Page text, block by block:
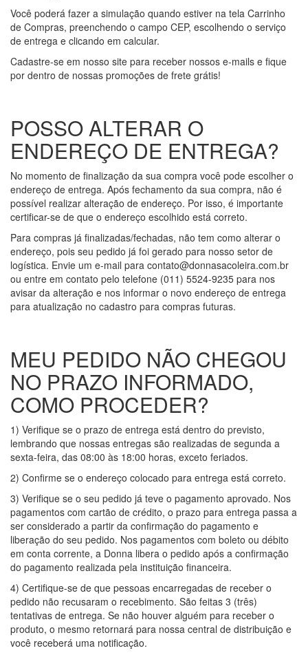
Você poderá fazer a simulação quando estiver na tela Carrinho
de Compras, preenchendo o campo CEP, escolhendo o serviço
de entrega e clicando em calcular.
Cadastre-se em nosso site para receber nossos e-mails e fique
por dentro de nossas promoções de frete grátis!
POSSO ALTERAR O
ENDEREÇO DE ENTREGA?
No momento de finalização da sua compra você pode escolher o
endereço de entrega. Após fechamento da sua compra, não é
possível realizar alteração de endereço. Por isso, é importante
certificar-se de que o endereço escolhido está correto.
Para compras já finalizadas/fechadas, não tem como alterar o
endereço, pois seu pedido já foi gerado para nosso setor de
logística. Envie um e-mail para contato@donnasacoleira.com.br
ou entre em contato pelo telefone (011) 5524-9235 para nos
avisar da alteração e nos informar o novo endereço de entrega
para atualização no cadastro para compras futuras.
MEU PEDIDO NÃO CHEGOU
NO PRAZO INFORMADO,
COMO PROCEDER?
1) Verifique se o prazo de entrega está dentro do previsto,
lembrando que nossas entregas são realizadas de segunda a
sexta-feira, das 08:00 às 18:00 horas, exceto feriados.
2) Confirme se o endereço colocado para entrega está correto.
3) Verifique se o seu pedido já teve o pagamento aprovado. Nos
pagamentos com cartão de crédito, o prazo para entrega passa a
ser considerado a partir da confirmação do pagamento e
liberação do seu pedido. Nos pagamentos com boleto ou débito
em conta corrente, a Donna libera o pedido após a confirmação
do pagamento realizada pela instituição financeira.
4) Certifique-se de que pessoas encarregadas de receber o
pedido não recusaram o recebimento. São feitas 3 (três)
tentativas de entrega. Se não houver alguém para receber o
produto, o mesmo retornará para nossa central de distribuição e
você receberá uma notificação.